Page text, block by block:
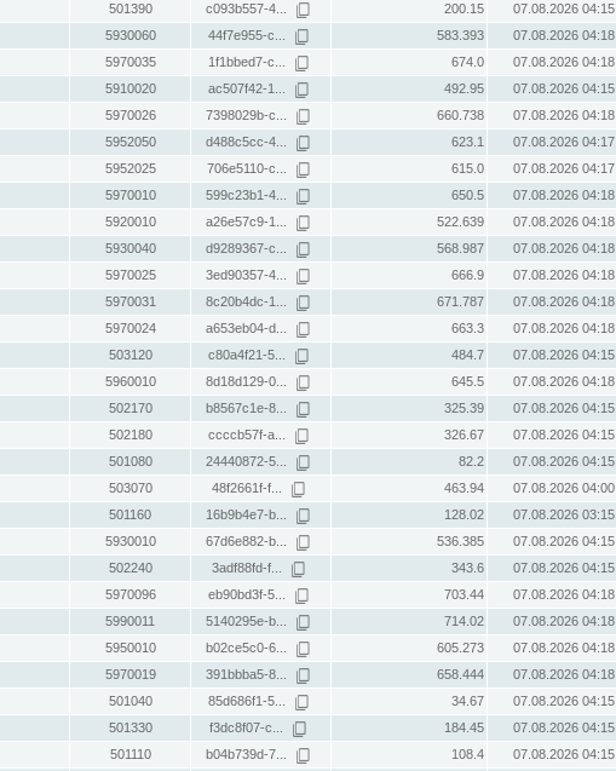
501390 c093b557-4... 200.15
07.08.2026 04:15
5930060 44f7e955-c... 583.393
07.08.2026 04:18
5970035 1f1bbed7-c... 674.0
07.08.2026 04:18
5910020 ac507f42-1... 492.95
07.08.2026 04:15
5970026 7398029b-c... 660.738
07.08.2026 04:18
5952050 d488c5cc-4... 623.1
07.08.2026 04:17
5952025 706e5110-c... 615.0
07.08.2026 04:17
5970010 599c23b1-4... 650.5
07.08.2026 04:18
5920010 a26e57c9-1... 522.639
07.08.2026 04:18
5930040 d9289367-c... 568.987
07.08.2026 04:18
5970025 3ed90357-4... 666.9
07.08.2026 04:18
5970031 8c20b4dc-1... 671.787
07.08.2026 04:18
5970024 a653eb04-d... 663.3
07.08.2026 04:18
503120 c80a4f21-5... 484.7
07.08.2026 04:15
5960010 8d18d129-0... 645.5
07.08.2026 04:18
502170 b8567c1e-8... 325.39
07.08.2026 04:15
502180 ccccb57f-a... 326.67
07.08.2026 04:15
501080 24440872-5... 82.2
07.08.2026 04:15
503070 48f2661f-f... 463.94
07.08.2026 04:00
501160 16b9b4e7-b... 128.02
07.08.2026 03:15
5930010 67d6e882-b... 536.385
07.08.2026 04:15
502240 3adf88fd-f... 343.6
07.08.2026 04:15
5970096 eb90bd3f-5... 703.44
07.08.2026 04:18
5990011 5140295e-b... 714.02
07.08.2026 04:18
5950010 b02ce5c0-6... 605.273
07.08.2026 04:18
5970019 391bbba5-8... 658.444
07.08.2026 04:18
501040 85d686f1-5... 34.67
07.08.2026 04:15
501330 f3dc8f07-c... 184.45
07.08.2026 04:15
501110 b04b739d-7... 108.4
07.08.2026 04:15